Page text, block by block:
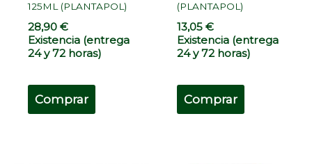
125ML (PLANTAPOL)
28,90€
Existencia (entrega
24 y 72 horas)
Comprar
(PLANTAPOL)
13,05€
Existencia (entrega
24 y 72 horas)
Comprar